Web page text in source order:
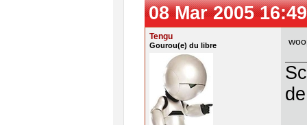
08 Mar 2005
Tengu
Gourou(e) du libre